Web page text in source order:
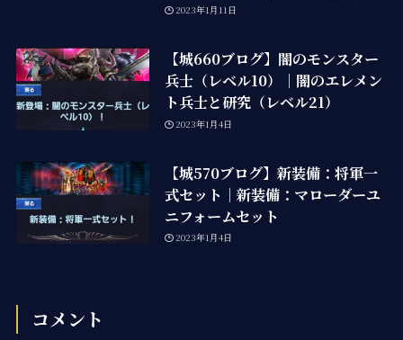
2023年1月11日
【城660ブログ】闇のモンスター
兵士（レベル10）｜闇のエレメン
ト兵士と研究（レベル21）
2023年1月4日
【城570ブログ】新装備：将軍一
式セット｜新装備：マローダーユ
ニフォームセット
2023年1月4日
コメント